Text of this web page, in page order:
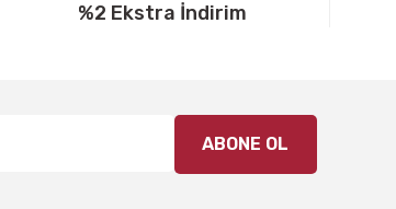
%2 Ekstra İndirim
ABONE OL